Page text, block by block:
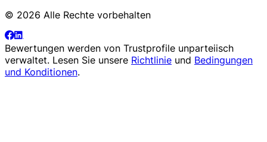
© 2026 Alle Rechte vorbehalten
Bewertungen werden von Trustprofile unparteiisch
verwaltet. Lesen Sie unsere Richtlinie und Bedingungen
und Konditionen.